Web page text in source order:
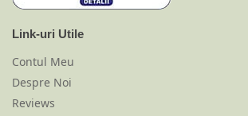
Link-uri Utile
Contul Meu
Despre Noi
Reviews